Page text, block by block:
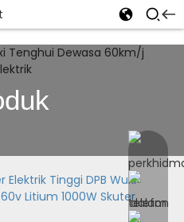
Elektrik Tinggi DPB Wuxi
Litium 1000W Skuter